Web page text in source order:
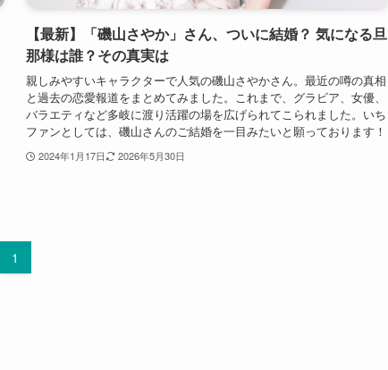
【最新】「磯山さやか」さん、ついに結婚？ 気になる旦
那様は誰？その真実は
親しみやすいキャラクターで人気の磯山さやかさん。最近の噂の真相
と過去の恋愛報道をまとめてみました。これまで、グラビア、女優、
バラエティなど多岐に渡り活躍の場を広げられてこられました。いち
ファンとしては、磯山さんのご結婚を一目みたいと願っております！
2024年1月17日 2026年5月30日
1